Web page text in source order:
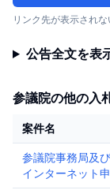
リンク先が表示され
公告全文を表
参議院の他の入
案件名
参議院事務局及
インターネット